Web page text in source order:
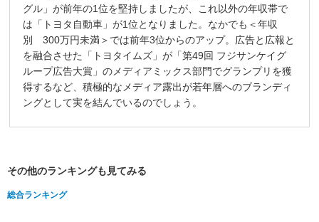
グル」が前年の1位を堅持しましたが、これ以外の年収帯で
は「トヨタ自動車」が1位となりました。なかでも＜年収
別 300万円未満＞では前年3位からのアップ。広告と広報と
を融合させた「トヨタイムズ」が「第49回 フジサンケイグ
ループ広告大賞」のメディアミックス部門でグランプリを獲
得するなど、積極的なメディア露出が若年層へのブランディ
ングとして実を結んでいるのでしょう。
その他のランキングも見てみる
総合ランキング